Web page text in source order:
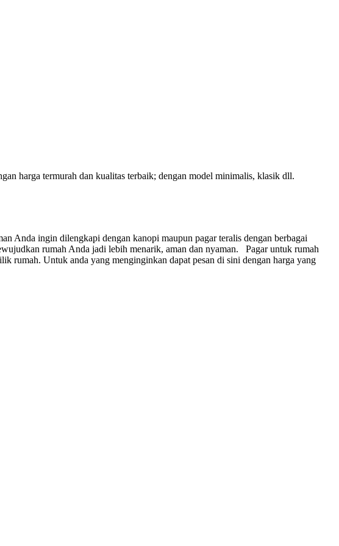
harga termurah dan kualitas terbaik; dengan model minimalis, klasik dll.
Anda ingin dilengkapi dengan kanopi maupun pagar teralis dengan berbagai
rumah Anda jadi lebih menarik, aman dan nyaman.
Pagar untuk rumah
rumah. Untuk anda yang menginginkan dapat pesan di sini dengan harga yang